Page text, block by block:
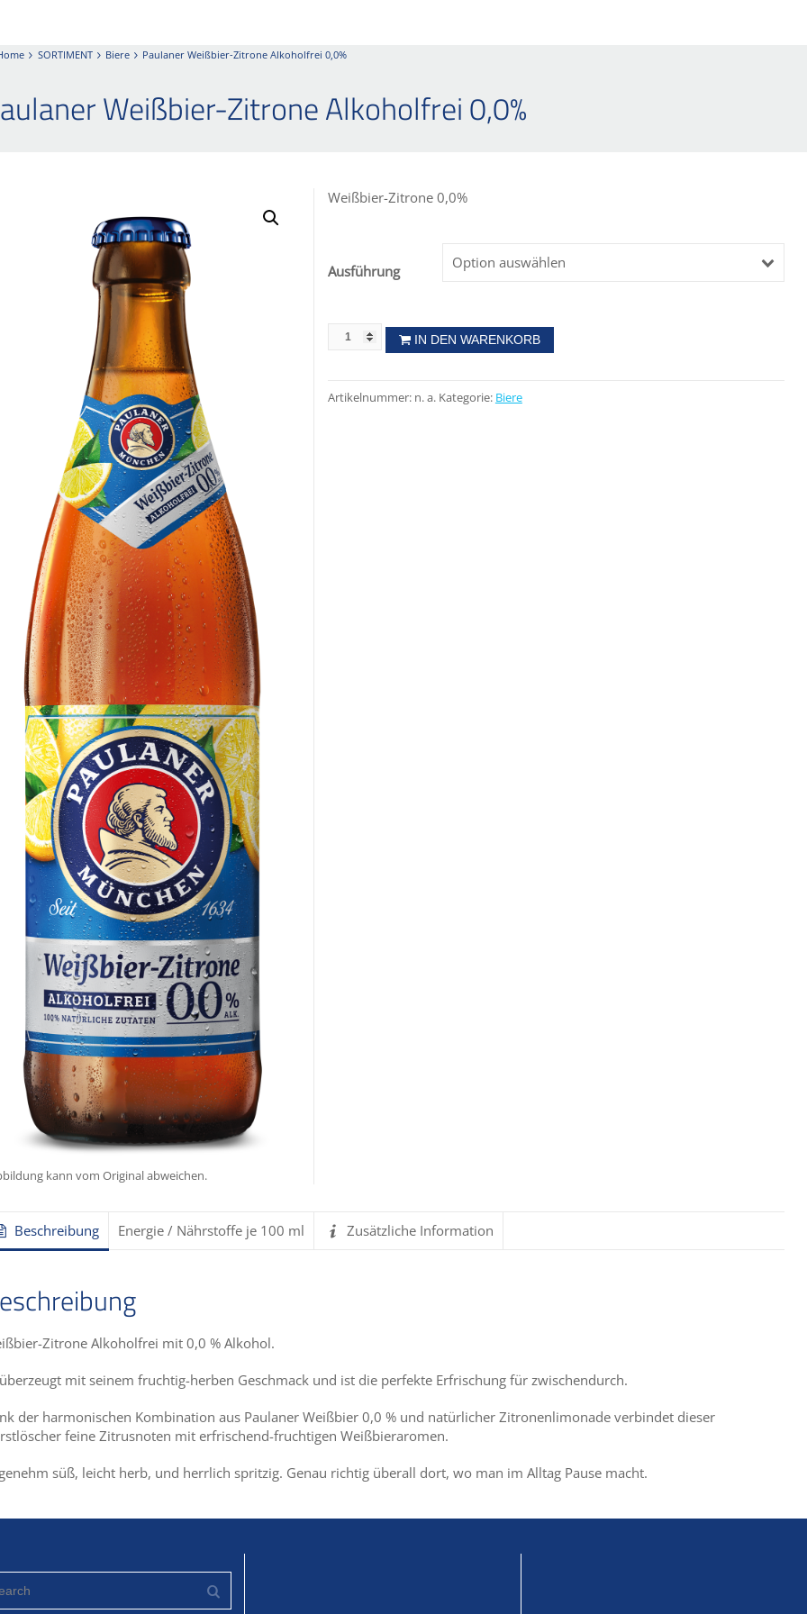
SORTIMENT Biere Paulaner Weißbier-Zitrone Alkoholfrei 0,0%
Weißbier-Zitrone Alkoholfrei 0,0%
kann vom Original abweichen.
Weißbier-Zitrone 0,0%
Ausführung Option auswählen
IN DEN WARENKORB
Artikelnummer: n. a. Kategorie: Biere
Beschreibung Energie / Nährstoffe je 100 ml Zusätzliche Information
Zitrone Alkoholfrei mit 0,0 % Alkohol.
mit seinem fruchtig-herben Geschmack und ist die perfekte Erfrischung für zwischendurch.
der harmonischen Kombination aus Paulaner Weißbier 0,0 % und natürlicher Zitronenlimonade verbindet dieser
feine Zitrusnoten mit erfrischend-fruchtigen Weißbieraromen.
süß, leicht herb, und herrlich spritzig. Genau richtig überall dort, wo man im Alltag Pause macht.